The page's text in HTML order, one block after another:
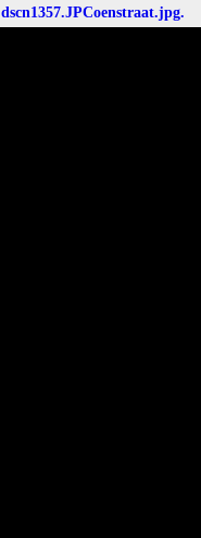
dscn1357.JPCoenstraat.jpg.